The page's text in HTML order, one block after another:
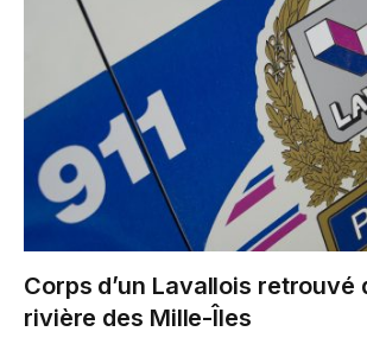
Corps d’un Lavallois retrouvé
rivière des Mille-Îles